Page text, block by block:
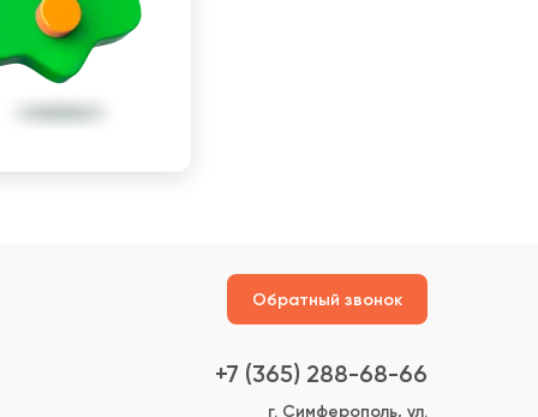
Обратный звонок
+7 (365) 288-68-66
г. Симферополь, ул.